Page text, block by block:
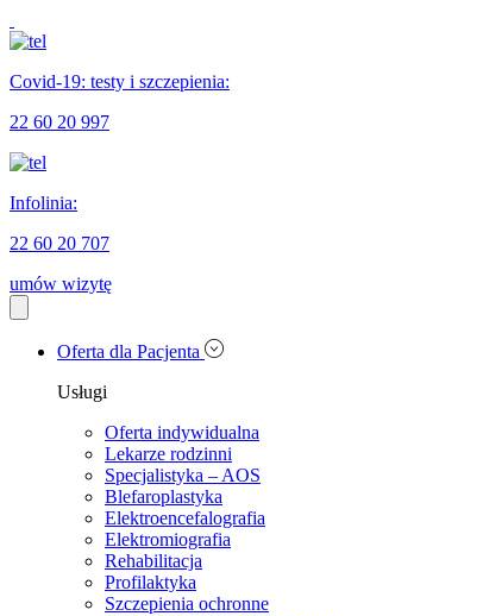
Covid-19: testy i szczepienia:
22 60 20 997
Infolinia:
22 60 20 707
umów wizytę
Oferta dla Pacjenta
Usługi
Oferta indywidualna
Lekarze rodzinni
Specjalistyka – AOS
Blefaroplastyka
Elektroencefalografia
Elektromiografia
Rehabilitacja
Profilaktyka
Szczepienia ochronne